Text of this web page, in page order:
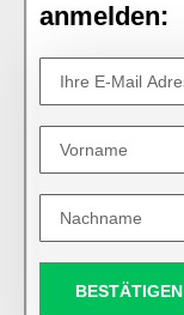
anmelden:
BESTÄTIGEN